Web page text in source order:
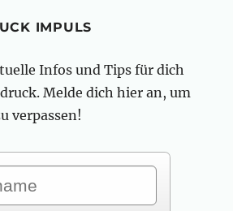
IMPULS
Infos und Tips für dich
Melde dich hier an, um
verpassen!